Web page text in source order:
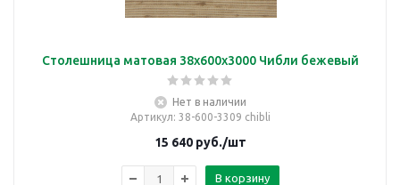
Столешница матовая 38х600х3000 Чибли бежевый
Нет в наличии
Артикул: 38-600-3309 chibli
15 640 руб./шт
В корзину